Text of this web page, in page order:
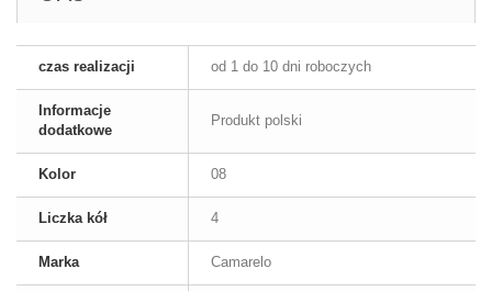
czas realizacji od 1 do 10 dni roboczych
Informacje
dodatkowe
Produkt polski
Kolor 08
Liczka kół 4
Marka Camarelo